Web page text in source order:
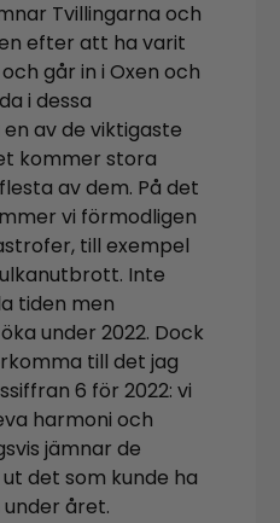
Tvillingarna och
efter att ha varit
går in i Oxen och
i dessa
av de viktigaste
kommer stora
av dem. På det
vi förmodligen
till exempel
Inte
tiden men
under 2022. Dock
till det jag
6 för 2022: vi
harmoni och
jämnar de
det som kunde ha
året.